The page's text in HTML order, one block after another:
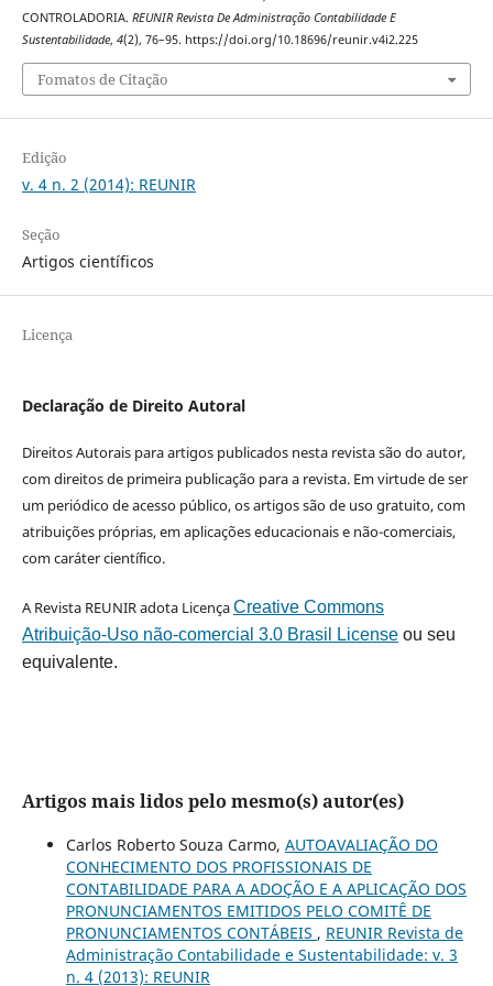
CONTROLADORIA. REUNIR Revista De Administração Contabilidade E
Sustentabilidade, 4(2), 76–95. https://doi.org/10.18696/reunir.v4i2.225
Fomatos de Citação
Edição
v. 4 n. 2 (2014): REUNIR
Seção
Artigos científicos
Licença
Declaração de Direito Autoral
Direitos Autorais para artigos publicados nesta revista são do autor,
com direitos de primeira publicação para a revista. Em virtude de ser
um periódico de acesso público, os artigos são de uso gratuito, com
atribuições próprias, em aplicações educacionais e não-comerciais,
com caráter científico.
A Revista REUNIR adota LicençaCreative Commons
Atribuição-Uso não-comercial 3.0 Brasil Licenseou seu
equivalente.
Artigos mais lidos pelo mesmo(s) autor(es)
Carlos Roberto Souza Carmo, AUTOAVALIAÇÃO DO
CONHECIMENTO DOS PROFISSIONAIS DE
CONTABILIDADE PARA A ADOÇÃO E A APLICAÇÃO DOS
PRONUNCIAMENTOS EMITIDOS PELO COMITÊ DE
PRONUNCIAMENTOS CONTÁBEIS , REUNIR Revista de
Administração Contabilidade e Sustentabilidade: v. 3
n. 4 (2013): REUNIR